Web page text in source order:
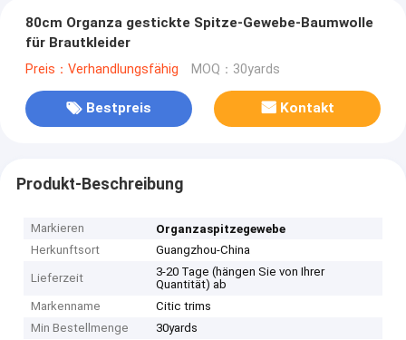
80cm Organza gestickte Spitze-Gewebe-Baumwolle
für Brautkleider
Preis：Verhandlungsfähig MOQ：30yards
Bestpreis Kontakt
Produkt-Beschreibung
Markieren
Organzaspitzegewebe
Herkunftsort
Guangzhou-China
Lieferzeit
3-20 Tage (hängen Sie von Ihrer
Quantität) ab
Markenname
Citic trims
Min Bestellmenge
30yards